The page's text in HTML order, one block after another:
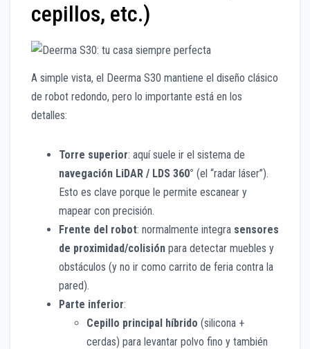
cepillos, etc.)
A simple vista, el Deerma S30 mantiene el diseño clásico
de robot redondo, pero lo importante está en los
detalles:
Torre superior: aquí suele ir el sistema de
navegación LiDAR / LDS 360° (el “radar láser”).
Esto es clave porque le permite escanear y
mapear con precisión.
Frente del robot: normalmente integra sensores
de proximidad/colisión para detectar muebles y
obstáculos (y no ir como carrito de feria contra la
pared).
Parte inferior:
Cepillo principal híbrido (silicona +
cerdas) para levantar polvo fino y también